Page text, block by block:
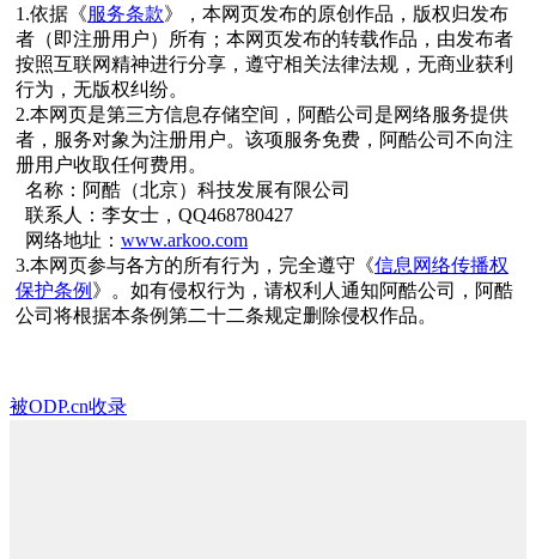
1.依据《服务条款》，本网页发布的原创作品，版权归发布
者（即注册用户）所有；本网页发布的转载作品，由发布者
按照互联网精神进行分享，遵守相关法律法规，无商业获利
行为，无版权纠纷。
2.本网页是第三方信息存储空间，阿酷公司是网络服务提供
者，服务对象为注册用户。该项服务免费，阿酷公司不向注
册用户收取任何费用。
名称：阿酷（北京）科技发展有限公司
联系人：李女士，QQ468780427
网络地址： www.arkoo.com
3.本网页参与各方的所有行为，完全遵守《信息网络传播权
保护条例 》。如有侵权行为，请权利人通知阿酷公司，阿酷
公司将根据本条例第二十二条规定删除侵权作品。
被ODP.cn收录